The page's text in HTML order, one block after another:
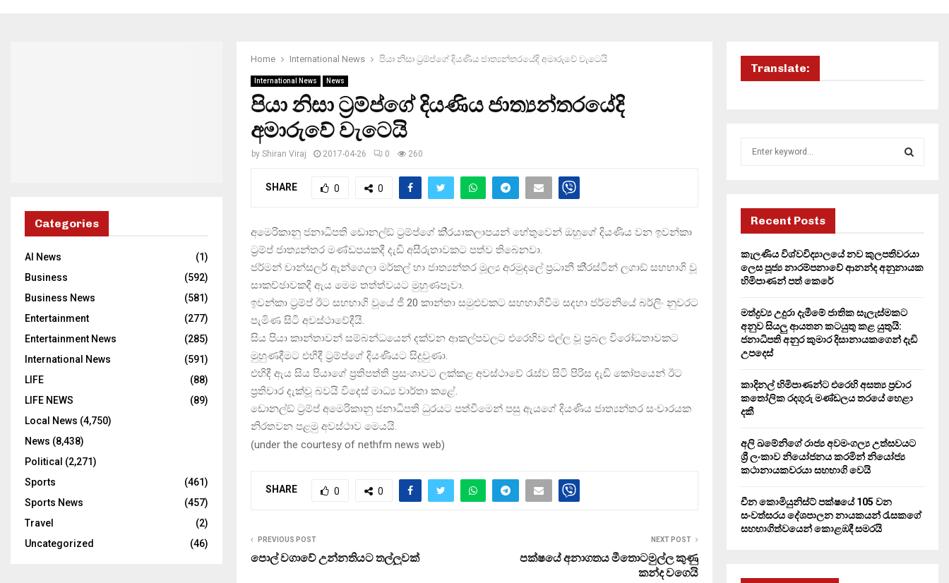
Home International News පියා නිසා ට‍්‍රම්ප්ගේ දියණිය ජාත්‍යන්තරයේදි අමාරුවේ වැටෙයි
International News News
පියා නිසා ට‍්‍රම්ප්ගේ දියණිය ජාත්‍යන්තරයේදි
අමාරුවේ වැටෙයි
by Shiran Viraj 2017-04-26 0 260
SHARE 0 0
අමෙරිකානු ජනාධිපති ඩොනල්ඞ් ට‍්‍රම්ප්ගේ කි‍්‍රයාකලාපයන් හේතුවෙන් ඔහුගේ දියණිය වන ඉවන්කා
ට‍්‍රම්ප් ජාත්‍යන්තර මණ්ඩපයකදී දැඩි අසීරුතාවකට පත්ව තිබෙනවා.
ජර්මන් චාන්සලර් ඇන්ගෙලා මර්කල් හා ජාත්‍යන්තර මූල්‍ය අරමුදලේ ප‍්‍රධානී කි‍්‍රස්ටින් ලගාඞ් සහභාගි වූ
සාකච්ඡාවකදී ඇය මෙම තත්ත්වයට මුහුණපෑවා.
ඉවන්කා ට‍්‍රම්ප් ඊට සහභාගි වූයේ ජී 20 කාන්තා සමුළුවකට සහභාගිවීම සදහා ජර්මනියේ බර්ලිං නුවරට
පැමිණ සිටි අවස්ථාවේදීයි.
සිය පියා කාන්තාවන් සම්බන්ධයෙන් දක්වන ආකල්පවලට එරෙහිව එල්ල වූ ප‍්‍රබල විරෝධතාවකට
මුහුණදීමට එහිදී ට‍්‍රම්ප්ගේ දියණියට සිදුවුණා.
එහිදී ඇය සිය පියාගේ ප‍්‍රතිපත්ති ප‍්‍රසංශාවට ලක්කළ අවස්ථාවේ රැස්ව සිටි පිරිස දැඩි කෝපයෙන් ඊට
ප‍්‍රතිචාර දැක්වූ බවයි විදෙස් මාධ්‍ය වාර්තා කළේ.
ඩොනල්ඞ් ට‍්‍රම්ප් අමෙරිකානු ජනාධිපති ධුරයට පත්වීමෙන් පසු ඇයගේ දියණිය ජාත්‍යන්තර සංචාරයක
නිරතවන පළමු අවස්ථාව මෙයයි.
(under the courtesy of nethfm news web)
SHARE 0 0
PREVIOUS POST
පොල් වගාවේ උන්නතියට තල්ලුවක්
NEXT POST
පක්ෂයේ අනාගතය මීතොටමුල්ල කුණු
කන්ද වගෙයි
Categories
AI News
(1)
Business
(592)
Business News
(581)
Entertainment
(277)
Entertainment News
(285)
International News
(591)
LIFE
(88)
LIFE NEWS
(89)
Local News (4,750)
News (8,438)
Political (2,271)
Sports
(461)
Sports News
(457)
Travel
(2)
Uncategorized
(46)
Translate:
f
r
:
R
Recent Posts
කැලණිය විශ්වවිද්‍යාලයේ නව කුලපතිවරයා
ලෙස පූජ්‍ය නාරම්පනාවේ ආනන්ද අනුනායක
හිමිපාණන් පත් කෙරේ
මත්ද්‍රව්‍ය උදුරා දැමීමේ ජාතික සැලැස්මකට
අනුව සියලු ආයතන කටයුතු කළ යුතුයි:
ජනාධිපති අනුර කුමාර දිසානායකගෙන් දැඩි
උපදෙස්
කාදිනල් හිමිපාණන්ට එරෙහි අසත්‍ය ප්‍රචාර
කතෝලික රදගුරු මණ්ඩලය තරයේ හෙළා
දකී
අලි ඛමේනිගේ රාජ්‍ය අවමංගල්‍ය උත්සවයට
ශ්‍රී ලංකාව නියෝජනය කරමින් නියෝජ්‍ය
කථානායකවරයා සහභාගි වෙයි
චීන කොමියුනිස්ට් පක්ෂයේ 105 වන
සංවත්සරය දේශපාලන නායකයන් රැසකගේ
සහභාගිත්වයෙන් කොළඹදී සමරයි